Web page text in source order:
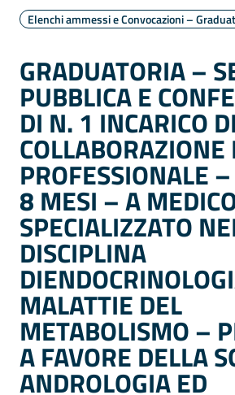
GRADUATORIA –
PUBBLICA E
DI N. 1 INCARICO DI
COLLABORAZIONE
PROFESSIONALE
8 MESI – A
SPECIALIZZATO
DISCIPLINA
MALATTIE DEL
METABOLISMO –
A FAVORE DELLA
ANDROLOGIA ED
Elenchi ammessi e Convocazioni –